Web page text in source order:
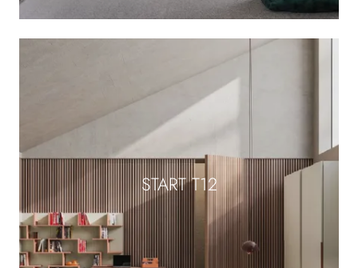
START T12